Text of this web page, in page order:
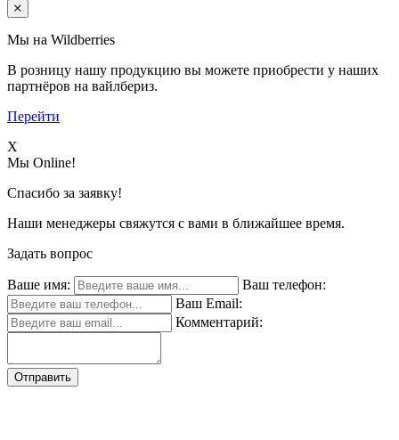
Мы на Wildberries
В розницу нашу продукцию вы можете приобрести у наших
партнёров на вайлбериз.
Перейти
X
Мы Online!
Спасибо за заявку!
Наши менеджеры свяжутся с вами в ближайшее время.
Задать вопрос
Ваше имя:
Ваш телефон:
Ваш Email:
Комментарий:
Отправить